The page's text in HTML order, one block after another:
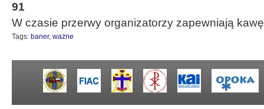
91
W czasie przerwy organizatorzy zapewniają
Tags: baner, ważne